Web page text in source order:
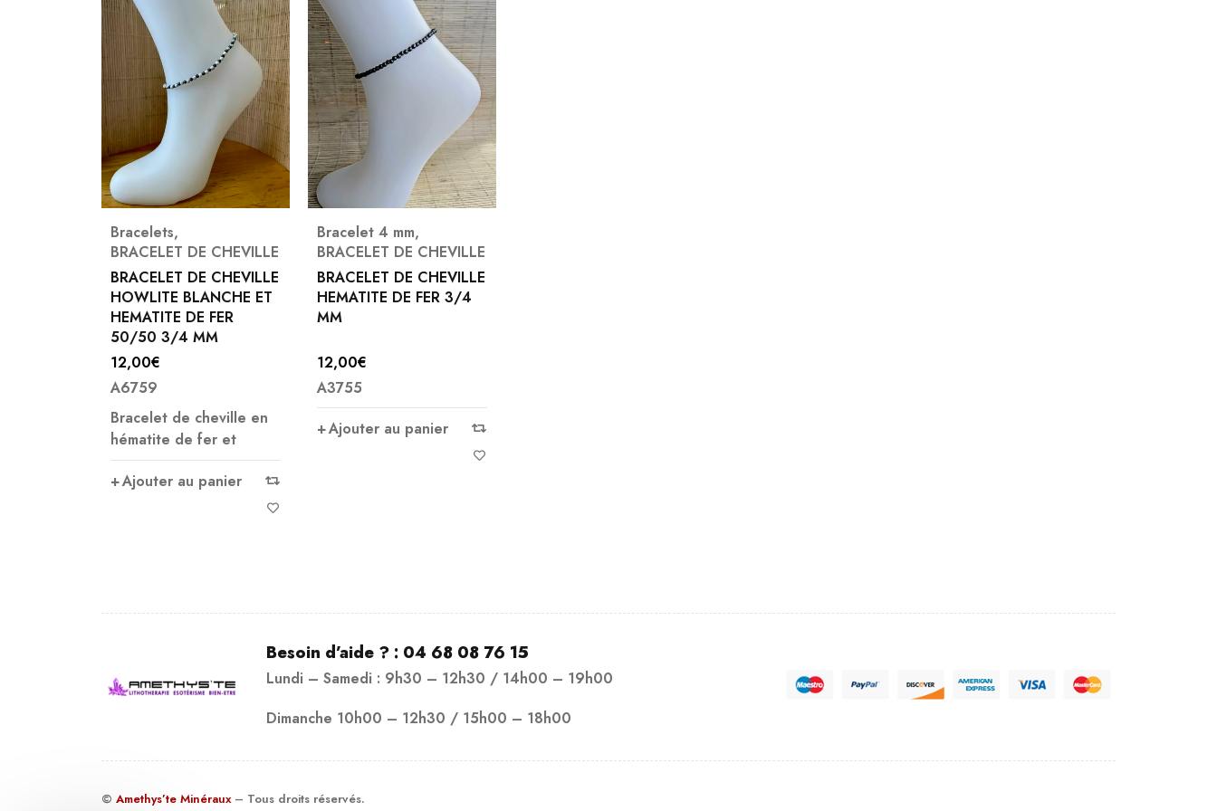
Bracelets,
BRACELET DE CHEVILLE
BRACELET DE CHEVILLE
HOWLITE BLANCHE ET
HEMATITE DE FER
50/50 3/4 MM
12,00€
A6759
Bracelet de cheville en
hématite de fer et
Ajouter au panier
Bracelet 4 mm,
BRACELET DE CHEVILLE
BRACELET DE CHEVILLE
HEMATITE DE FER 3/4
MM
12,00€
A3755
Ajouter au panier
Besoin d’aide ? : 04 68 08 76 15
Lundi – Samedi : 9h30 – 12h30 / 14h00 – 19h00
Dimanche 10h00 – 12h30 / 15h00 – 18h00
© Amethys’te Minéraux – Tous droits réservés.